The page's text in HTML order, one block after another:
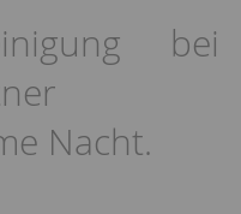
bei
Nacht.